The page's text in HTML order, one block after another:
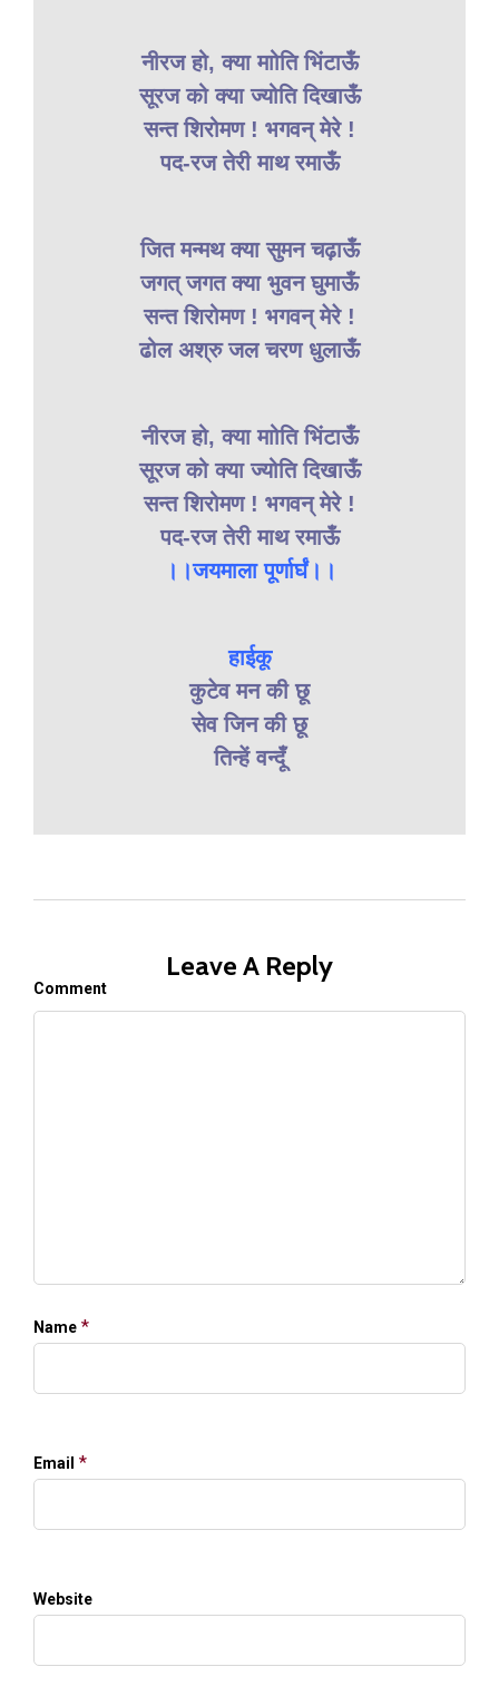
नीरज हो, क्या माोति भिंटाऊँ
सूरज को क्या ज्योति दिखाऊँ
सन्त शिरोमण ! भगवन् मेरे !
पद-रज तेरी माथ रमाऊँ
जित मन्मथ क्या सुमन चढ़ाऊँ
जगत् जगत क्या भुवन घुमाऊँ
सन्त शिरोमण ! भगवन् मेरे !
ढोल अश्रु जल चरण धुलाऊँ
नीरज हो, क्या माोति भिंटाऊँ
सूरज को क्या ज्योति दिखाऊँ
सन्त शिरोमण ! भगवन् मेरे !
पद-रज तेरी माथ रमाऊँ
।।जयमाला पूर्णार्घं।।
हाईकू
कुटेव मन की छू
सेव जिन की छू
तिन्हें वन्दूँ
Leave A Reply
Comment
Name *
Email *
Website